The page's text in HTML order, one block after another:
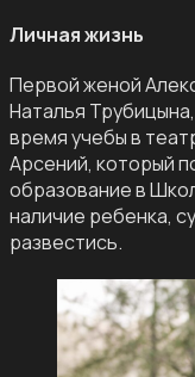
Личная жизнь
Первой женой
Наталья
время учебы в
Арсений, который
образование в
наличие ребенка,
развестись.